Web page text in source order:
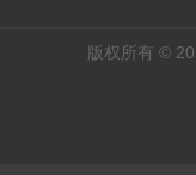
版权所有 ©